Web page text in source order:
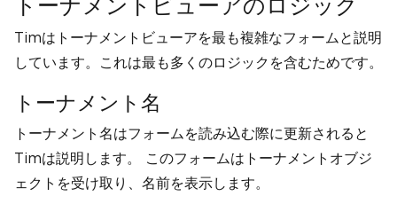
トーナメントビューアのロジック
Timはトーナメントビューアを最も複雑なフォームと説明
しています。これは最も多くのロジックを含むためです。
トーナメント名
トーナメント名はフォームを読み込む際に更新されると
Timは説明します。 このフォームはトーナメントオブジ
ェクトを受け取り、名前を表示します。